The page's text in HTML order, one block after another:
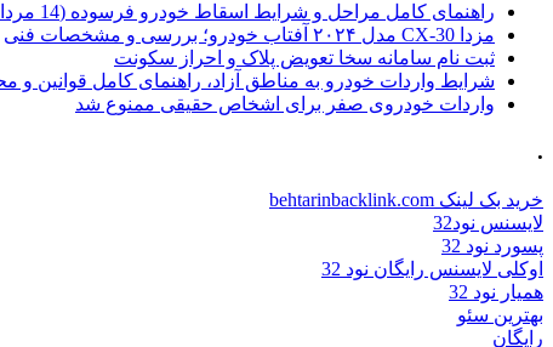
راهنمای کامل مراحل و شرایط اسقاط خودرو فرسوده (14 مرداد 1405)
مزدا CX-30 مدل ۲۰۲۴ آفتاب خودرو؛ بررسی و مشخصات فنی
ثبت نام سامانه سخا تعویض پلاک و احراز سکونت
شرایط واردات خودرو به مناطق آزاد، راهنمای کامل قوانین و
واردات خودروی صفر برای اشخاص حقیقی ممنوع شد
.
خرید بک لینک behtarinbacklink.com
لایسنس نود32
پسورد نود 32
اوکلی لایسنس رایگان نود 32
همیار نود 32
بهترین سئو
رایگان